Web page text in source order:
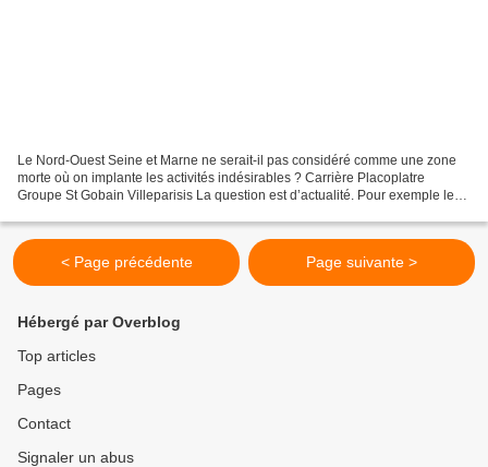
Le Nord-Ouest Seine et Marne ne serait-il pas considéré comme une zone
morte où on implante les activités indésirables ? Carrière Placoplatre
Groupe St Gobain Villeparisis La question est d’actualité. Pour exemple le
< Page précédente Page suivante >
Hébergé par Overblog
Top articles
Pages
Contact
Signaler un abus